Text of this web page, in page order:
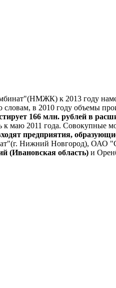
к 2013 году
в 2010 году объемы
166 млн. рублей в
к маю 2011 года.
предприятия,
Нижний Новгород), ОАО
(Ивановская область) и